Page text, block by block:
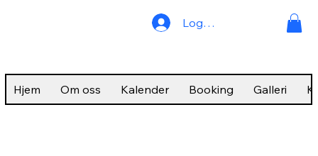
Hjem Om oss Kalender Booking Galleri
Logg inn